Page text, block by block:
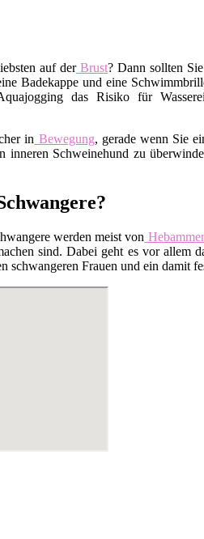
auf derBrust? Dann sollten
Badekappe und eine
das Risiko für
in Bewegung, gerade wenn Sie
Schweinehund zu
werden meist von
sind. Dabei geht es vor allem
schwangeren Frauen und ein damit